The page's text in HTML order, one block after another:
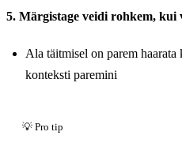
5. Märgistage veidi rohkem, kui
Ala täitmisel on parem
konteksti paremini